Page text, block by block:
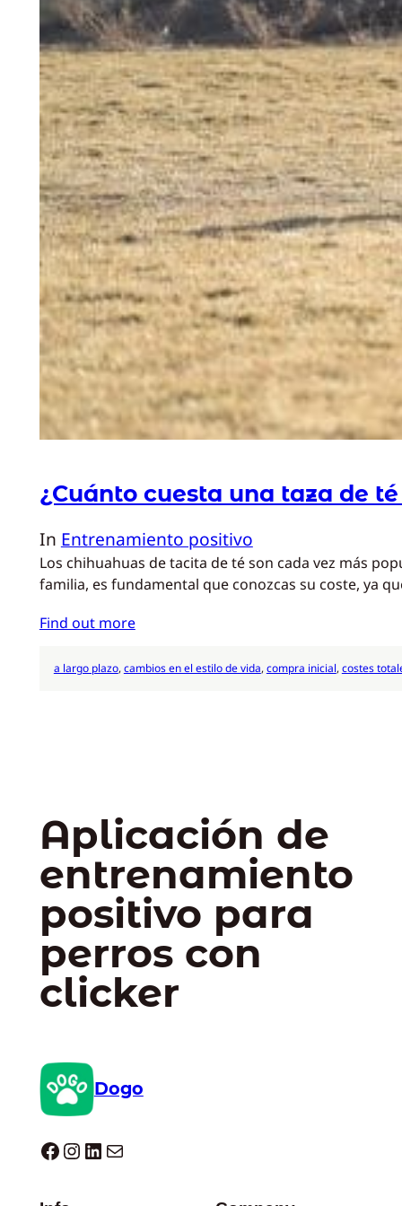
¿Cuánto cuesta una taza de
In Entrenamiento positivo
Los chihuahuas de tacita de té son cada vez más
familia, es fundamental que conozcas su coste, ya
Find out more
a largo plazo, cambios en el estilo de vida, compra inicial, costes
Aplicación de
entrenamiento
positivo para
perros con
clicker
Dogo
Dogo facebook InstagramLinkedIn Correo electrónico